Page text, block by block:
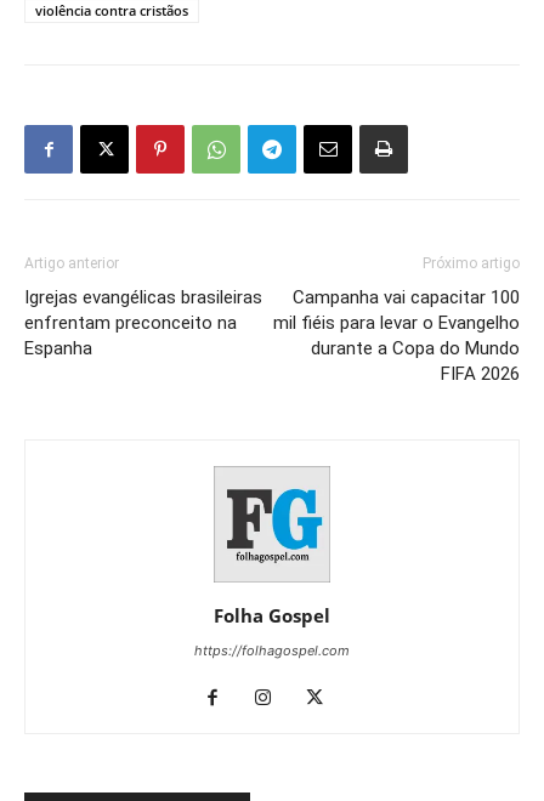
violência contra cristãos
Artigo anterior
Igrejas evangélicas brasileiras
enfrentam preconceito na
Espanha
Próximo artigo
Campanha vai capacitar 100
mil fiéis para levar o Evangelho
durante a Copa do Mundo
FIFA 2026
Folha Gospel
https://folhagospel.com